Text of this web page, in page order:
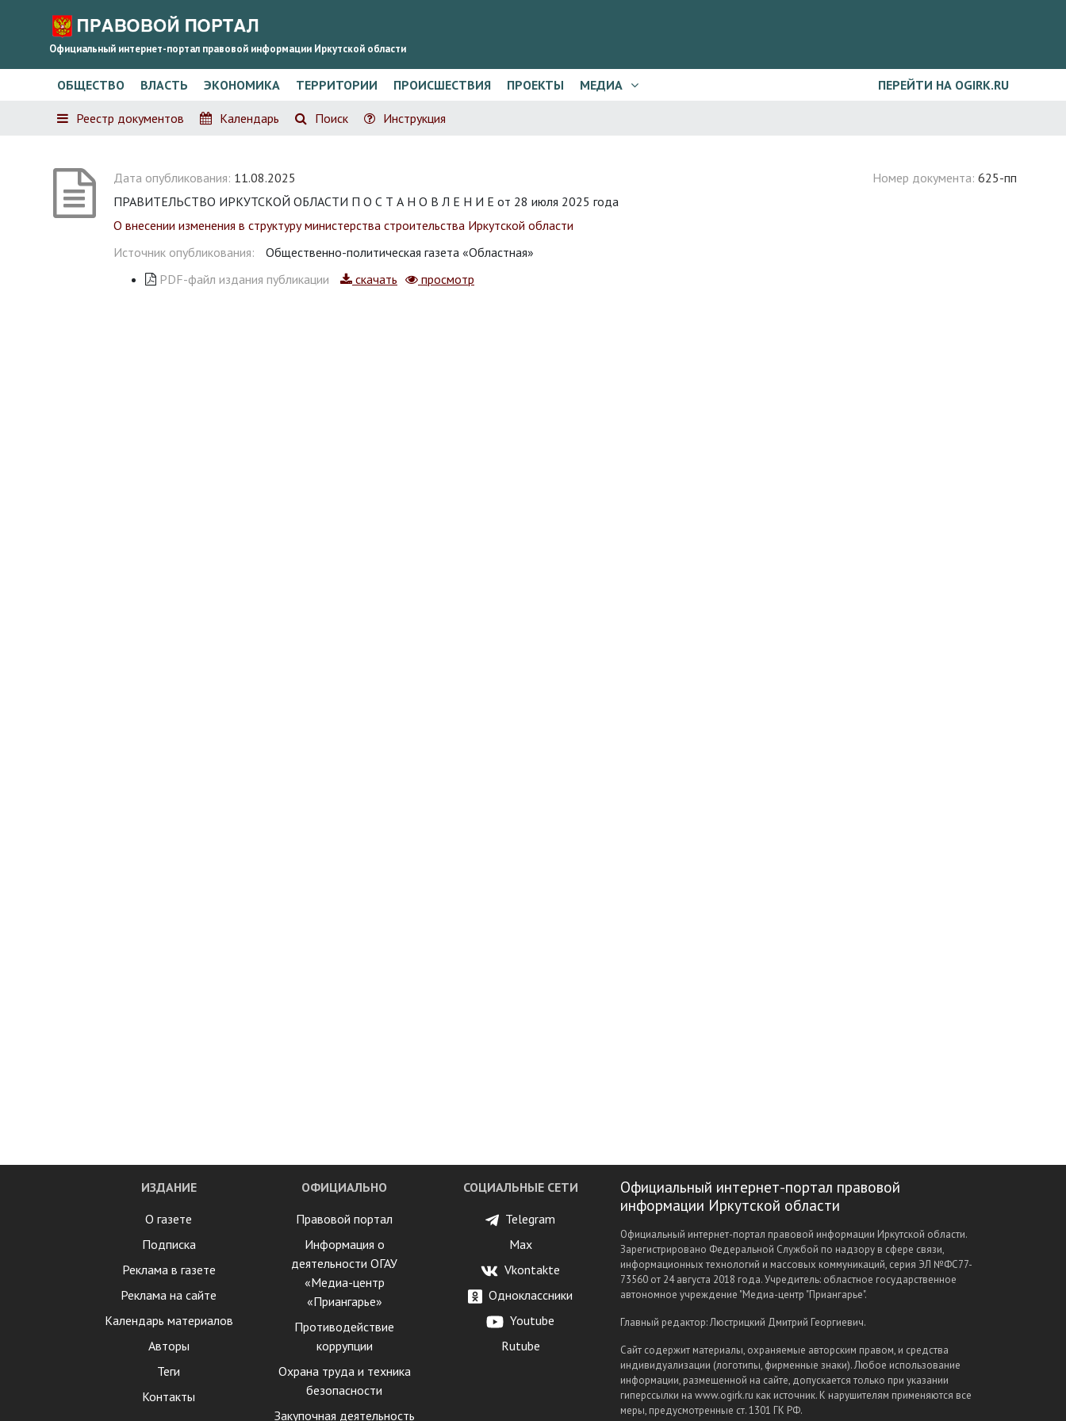
Официальный интернет-портал правовой информации Иркутской области
ОБЩЕСТВО ВЛАСТЬ ЭКОНОМИКА ТЕРРИТОРИИ ПРОИСШЕСТВИЯ ПРОЕКТЫ МЕДИА ПЕРЕЙТИ НА OGIRK.RU
Реестр документов Календарь Поиск Инструкция
Дата опубликования: 11.08.2025 Номер документа: 625-пп
ПРАВИТЕЛЬСТВО ИРКУТСКОЙ ОБЛАСТИ П О С Т А Н О В Л Е Н И Е от 28 июля 2025 года
О внесении изменения в структуру министерства строительства Иркутской области
Источник опубликования:
Общественно-политическая газета «Областная»
PDF-файл издания публикации
скачать просмотр
ИЗДАНИЕ
О газете
Подписка
Реклама в газете
Реклама на сайте
Календарь материалов
Авторы
Теги
Контакты
ОФИЦИАЛЬНО
Правовой портал
Информация о
деятельности ОГАУ
«Медиа-центр
«Приангарье»
Противодействие
коррупции
Охрана труда и техника
безопасности
Закупочная деятельность
СОЦИАЛЬНЫЕ СЕТИ
Telegram
Max
Vkontakte
Одноклассники
Youtube
Rutube
Официальный интернет-портал правовой
информации Иркутской области
Официальный интернет-портал правовой информации Иркутской области.
Зарегистрировано Федеральной Службой по надзору в сфере связи,
информационных технологий и массовых коммуникаций, серия ЭЛ №ФС77-
73560 от 24 августа 2018 года. Учредитель: областное государственное
автономное учреждение "Медиа-центр "Приангарье".
Главный редактор: Люстрицкий Дмитрий Георгиевич.
Сайт содержит материалы, охраняемые авторским правом, и средства
индивидуализации (логотипы, фирменные знаки). Любое использование
информации, размещенной на сайте, допускается только при указании
гиперссылки на www.ogirk.ru как источник. К нарушителям применяются все
меры, предусмотренные ст. 1301 ГК РФ.